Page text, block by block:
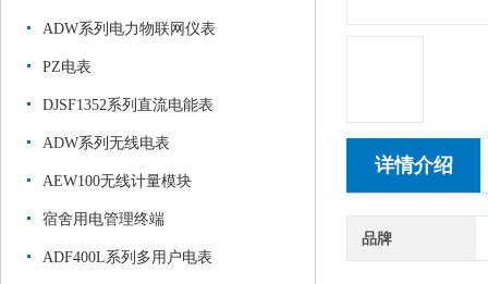
ADW系列电力物联网仪表
PZ电表
DJSF1352系列直流电能表
ADW系列无线电表
AEW100无线计量模块
宿舍用电管理终端
ADF400L系列多用户电表
详情介绍
品牌